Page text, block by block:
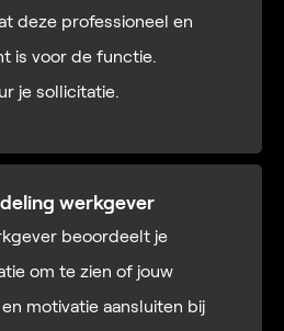
deze professioneel en
is voor de functie.
je sollicitatie.
werkgever
beoordeelt je
om te zien of jouw
motivatie aansluiten bij